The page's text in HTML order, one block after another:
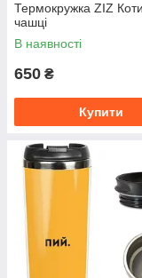
Термокружка ZIZ
чашці
В наявності
650 ₴
Купити